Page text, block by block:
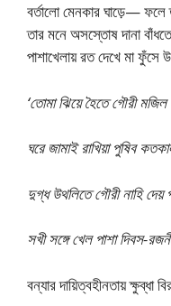
বর্তালো মেনকার ঘাড়ে— ফলে
তার মনে অসস্তোষ দানা
পাশাখেলায় রত দেখে মা
‘তোমা ঝিয়ে হৈতে গৌরী মজিল
ঘরে জামাই রাখিয়া পুষিব
দুগ্ধ উথলিতে গৌরী নাহি দেয়
সখী সঙ্গে খেল পাশা দিবস-
বন্যার দায়িত্বহীনতায়